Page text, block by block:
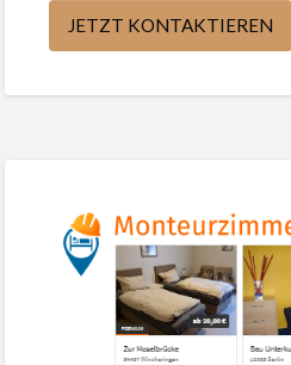
JETZT KONTAKTIEREN